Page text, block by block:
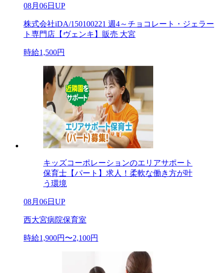
08月06日UP
株式会社iDA/150100221 週4～チョコレート・ジェラー
ト専門店【ヴェンキ】販売 大宮
時給1,500円
キッズコーポレーションのエリアサポート
保育士【パート】求人！柔軟な働き方が叶
う環境
08月06日UP
西大宮病院保育室
時給1,900円〜2,100円